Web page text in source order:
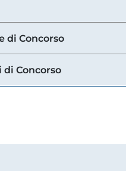
di Concorso
di Concorso